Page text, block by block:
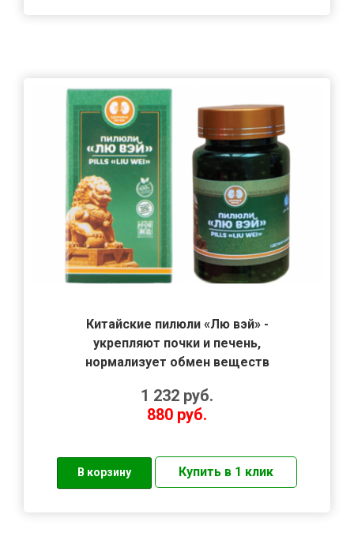
Китайские пилюли «Лю вэй» -
укрепляют почки и печень,
нормализует обмен веществ
1 232 руб.
880 руб.